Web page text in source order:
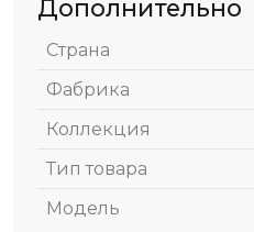
Дополнительно
Страна
Фабрика
Коллекция
Тип товара
Модель